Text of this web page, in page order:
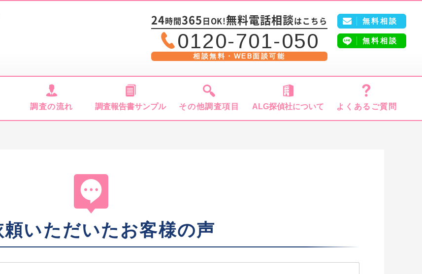
24時間 365 日OK! 無料電話相談はこちら
0120-701-050
相談無料・WEB面談可能
無料相談
無料相談
調査の流れ 調査報告書サンプル その他調査項目 ALG探偵社について よくあるご質問
頼いただいたお客様の声